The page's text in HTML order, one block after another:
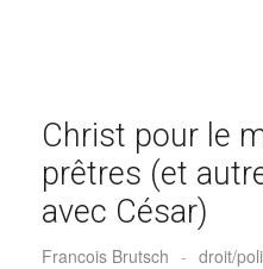
Christ pour le
prêtres (et
avec César)
Francois Brutsch - droit/